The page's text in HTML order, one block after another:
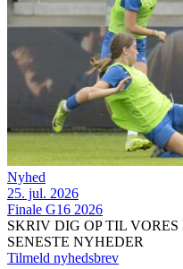
Nyhed
25. jul. 2026
Finale G16 2026
SKRIV DIG OP TIL
SENESTE NYHEDER
Tilmeld nyhedsbrev